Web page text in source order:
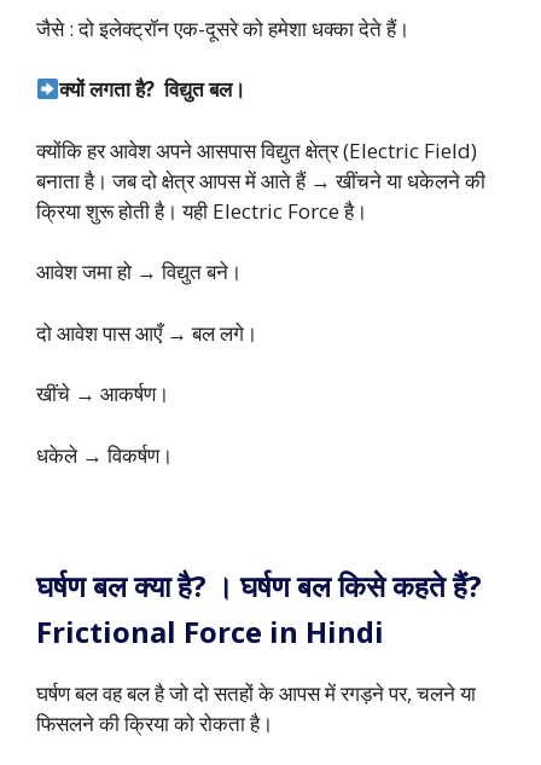
जैसे : दो इलेक्ट्रॉन एक-दूसरे को हमेशा धक्का देते हैं।
क्यों लगता है? विद्युत बल।
क्योंकि हर आवेश अपने आसपास विद्युत क्षेत्र (Electric Field)
बनाता है। जब दो क्षेत्र आपस में आते हैं → खींचने या धकेलने की
क्रिया शुरू होती है। यही Electric Force है।
आवेश जमा हो → विद्युत बने।
दो आवेश पास आएँ → बल लगे।
खींचे → आकर्षण।
धकेले → विकर्षण।
घर्षण बल क्या है? । घर्षण बल किसे कहते हैं?
Frictional Force in Hindi
घर्षण बल वह बल है जो दो सतहों के आपस में रगड़ने पर, चलने या
फिसलने की क्रिया को रोकता है।